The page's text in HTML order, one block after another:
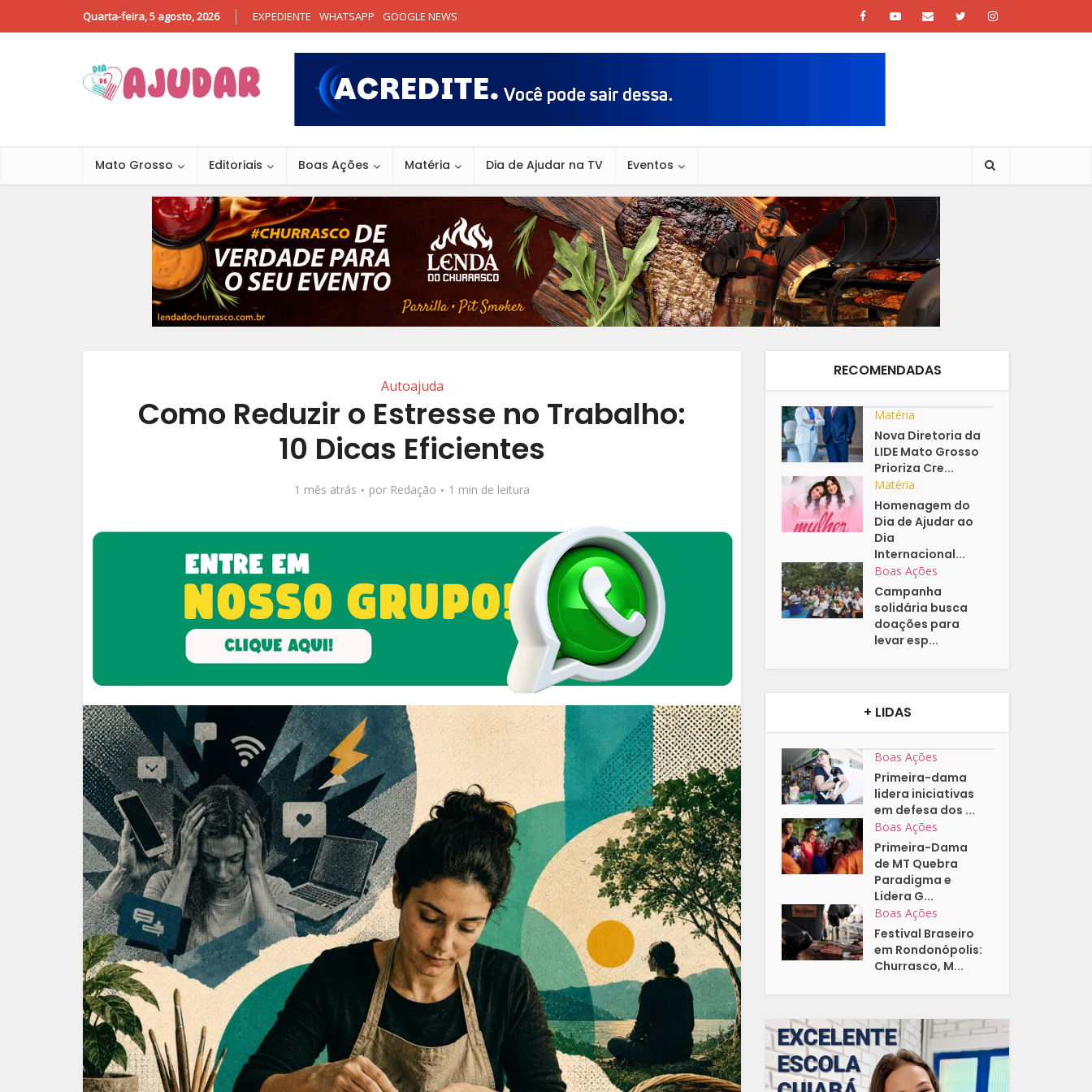
Quarta-feira, 5 agosto, 2026 EXPEDIENTE WHATSAPP GOOGLE NEWS
Mato Grosso Editoriais Boas Ações Matéria Dia de Ajudar na TV Eventos
Autoajuda
Como Reduzir o Estresse no Trabalho:
10 Dicas Eficientes
1 mês atrás por Redação 1 min de leitura
RECOMENDADAS
Matéria
Nova Diretoria da
LIDE Mato Grosso
Prioriza Cre...
Matéria
Homenagem do
Dia de Ajudar ao
Dia
Internacional...
Boas Ações
Campanha
solidária busca
doações para
levar esp...
+ LIDAS
Boas Ações
Primeira-dama
lidera iniciativas
em defesa dos ...
Boas Ações
Primeira-Dama
de MT Quebra
Paradigma e
Lidera G...
Boas Ações
Festival Braseiro
em Rondonópolis:
Churrasco, M...